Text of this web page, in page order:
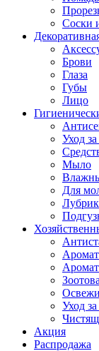
Соски
Брови
Глаза
Губы
Лицо
Уход
Мыло
Для
Уход
Акция
Распродажа